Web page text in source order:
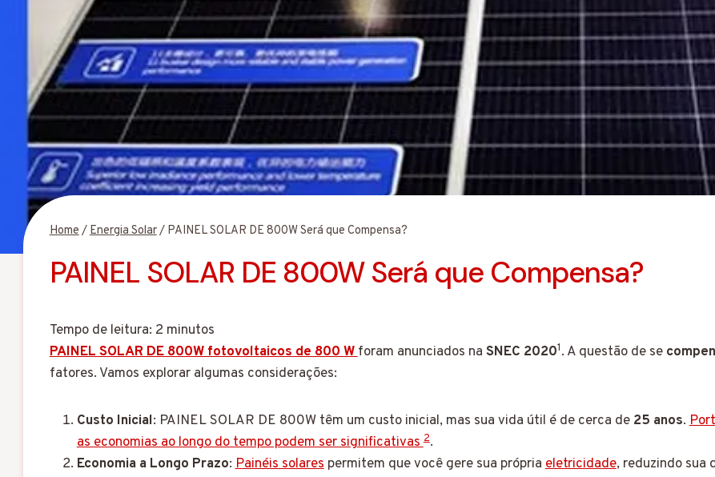
Home/Energia Solar/ PAINEL SOLAR DE 800W Será que Compensa?
PAINEL SOLAR DE 800W Será que Compensa?
Tempo de leitura: 2 minutos
PAINEL SOLAR DE 800W fotovoltaicos de 800 Wforam anunciados na SNEC 20201. A questão de se
fatores. Vamos explorar algumas considerações:
Custo Inicial: PAINEL SOLAR DE 800W têm um custo inicial, mas sua vida útil é de cerca de 25 anos.
as economias ao longo do tempo podem ser significativas2.
Economia a Longo Prazo:Painéis solarespermitem que você gere sua própriaeletricidade, reduzindo sua